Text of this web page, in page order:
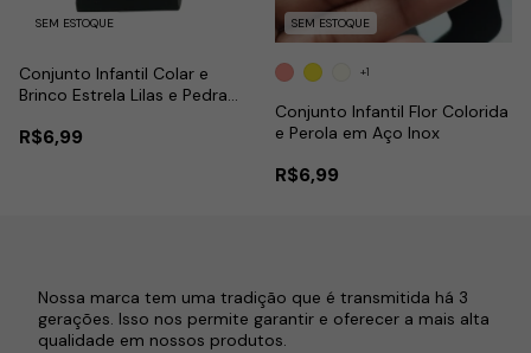
SEM ESTOQUE
Conjunto Infantil Colar e
Brinco Estrela Lilas e Pedra
R$6,99
SEM ESTOQUE
Conjunto Infantil Flor Colorida
e Perola em Aço Inox
R$6,99
+1
Nossa marca tem uma tradição que é transmitida há 3
gerações. Isso nos permite garantir e oferecer a mais alta
qualidade em nossos produtos.